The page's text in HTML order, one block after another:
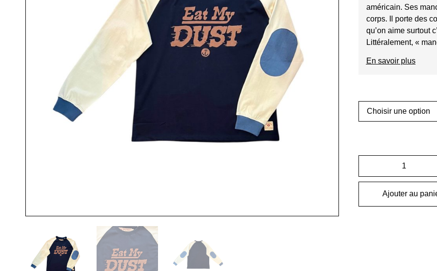
américain. Ses
corps. Il porte des
qu’on aime surtout
Littéralement, «
En savoir plus
Ajouter au